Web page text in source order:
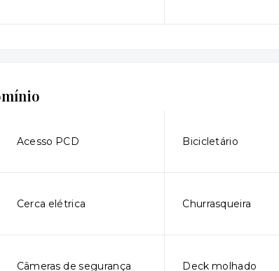
Acesso PCD Bicicletário
Cerca elétrica Churrasqueira
Câmeras de segurança Deck molhado